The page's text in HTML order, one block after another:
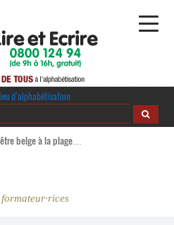
Alphabétisation
journaldelalpha.be
d’alphabétisation
belge à la plage…
formateur·rices